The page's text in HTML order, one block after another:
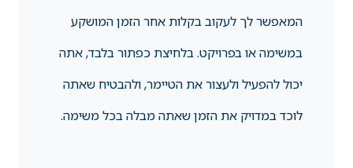
המאפשר לך לעקוב בקלות אחר הזמן המושקע
במשימה או בפרויקט. בלחיצת כפתור בלבד, אתה
יכול להפעיל ולעצור את הטיימר, ולהבטיח שאתה
לוכד במדויק את הזמן שאתה מבלה בכל משימה.